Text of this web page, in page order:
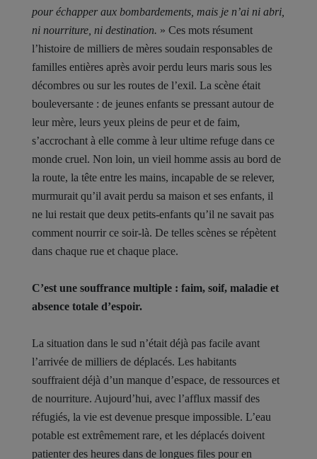
pour échapper aux bombardements, mais je n’ai ni abri,
ni nourriture, ni destination. » Ces mots résument
l’histoire de milliers de mères soudain responsables de
familles entières après avoir perdu leurs maris sous les
décombres ou sur les routes de l’exil. La scène était
bouleversante : de jeunes enfants se pressant autour de
leur mère, leurs yeux pleins de peur et de faim,
s’accrochant à elle comme à leur ultime refuge dans ce
monde cruel. Non loin, un vieil homme assis au bord de
la route, la tête entre les mains, incapable de se relever,
murmurait qu’il avait perdu sa maison et ses enfants, il
ne lui restait que deux petits-enfants qu’il ne savait pas
comment nourrir ce soir-là. De telles scènes se répètent
dans chaque rue et chaque place.
C’est une souffrance multiple : faim, soif, maladie et
absence totale d’espoir.
La situation dans le sud n’était déjà pas facile avant
l’arrivée de milliers de déplacés. Les habitants
souffraient déjà d’un manque d’espace, de ressources et
de nourriture. Aujourd’hui, avec l’afflux massif des
réfugiés, la vie est devenue presque impossible. L’eau
potable est extrêmement rare, et les déplacés doivent
patienter des heures dans de longues files pour en